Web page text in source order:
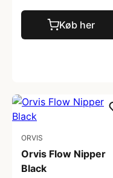
Køb her
ORVIS
Orvis Flow Nipper
Black